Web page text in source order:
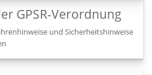
GPSR-Verordnung
und Sicherheitshinweise